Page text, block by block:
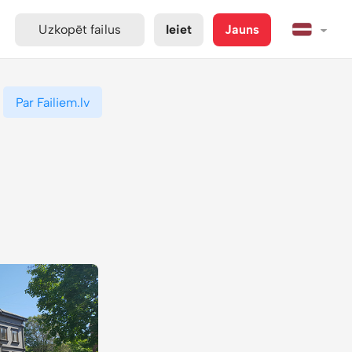
Uzkopēt failus Ieiet Jauns
Par Failiem.lv